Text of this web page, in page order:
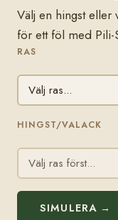
Välj en hingst eller
för ett föl med Pili-
RAS
HINGST/VALACK
SIMULERA →